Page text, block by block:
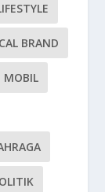
BRAND
MOBIL